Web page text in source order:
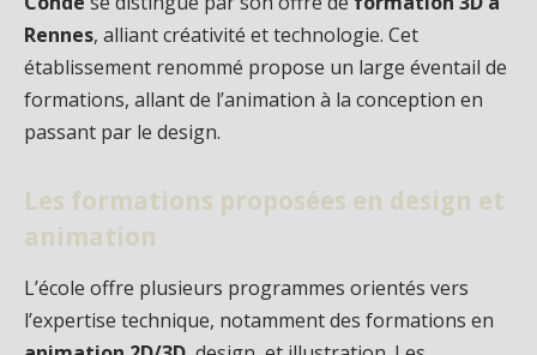
Rennes, alliant créativité et technologie. Cet
établissement renommé propose un large éventail de
formations, allant de l’animation à la conception en
passant par le design.
Les formations proposées en design et
animation
L’école offre plusieurs programmes orientés vers
l’expertise technique, notamment des formations en